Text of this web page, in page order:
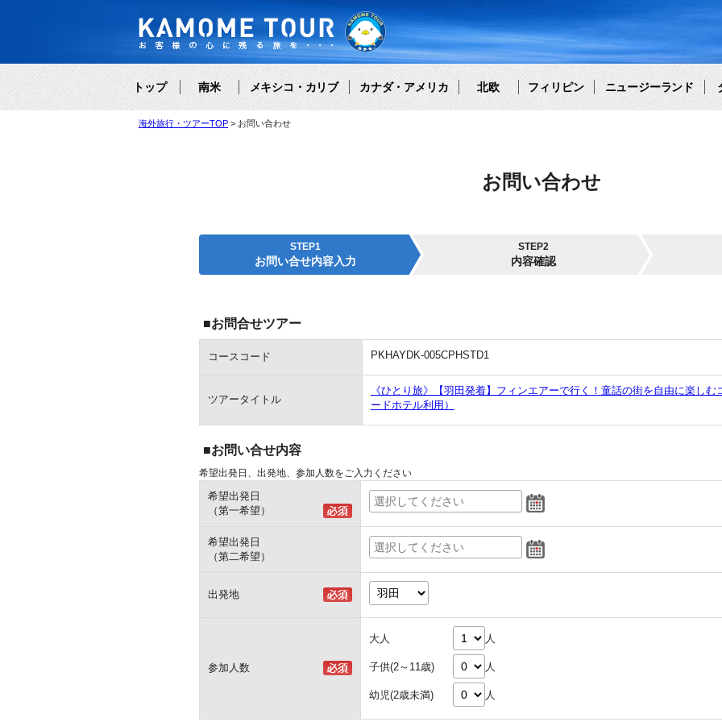
トップ 南米 メキシコ・カリブ カナダ・アメリカ 北欧 フィリピン ニュージーランド
海外旅行・ツアーTOP お問い合わせ
お問い合わせ
STEP1
お問い合せ内容入力
STEP2
内容確認
■お問合せツアー
コースコード PKHAYDK-005CPHSTD1
ツアータイトル
《ひとり旅》【羽田発着】フィンエアーで行く！童話の街を自由に楽し
ードホテル利用）
■お問い合せ内容
希望出発日、出発地、参加人数をご入力ください
希望出発日
（第一希望）
希望出発日
（第二希望）
出発地
参加人数
大人 人
子供(2～11歳) 人
幼児(2歳未満) 人